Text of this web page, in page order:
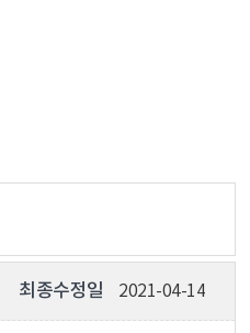
최종수정일 2021-04-14